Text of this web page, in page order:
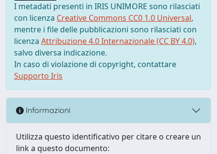
I metadati presenti in IRIS UNIMORE sono rilasciati
con licenza Creative Commons CC0 1.0 Universal,
mentre i file delle pubblicazioni sono rilasciati con
licenza Attribuzione 4.0 Internazionale (CC BY 4.0),
salvo diversa indicazione.
In caso di violazione di copyright, contattare
Supporto Iris
Informazioni
Utilizza questo identificativo per citare o creare un
link a questo documento: